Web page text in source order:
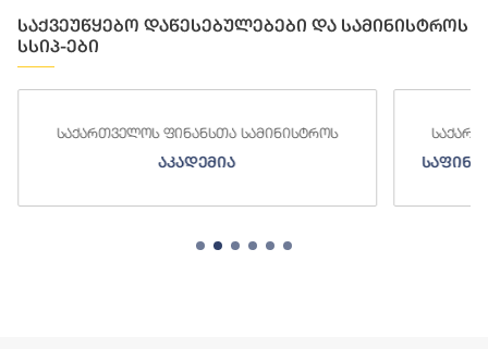
საქვეუწყებო დაწესებულებები და სამინისტროს
სსიპ-ები
საქართველოს ფინანსთა სამინისტროს
აკადემია